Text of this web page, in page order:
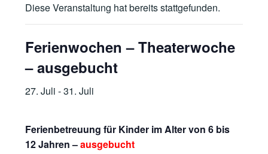
Diese Veranstaltung hat bereits stattgefunden.
Ferienwochen – Theaterwoche
– ausgebucht
27. Juli -31. Juli
Ferienbetreuung für Kinder im Alter von 6 bis
12 Jahren –ausgebucht